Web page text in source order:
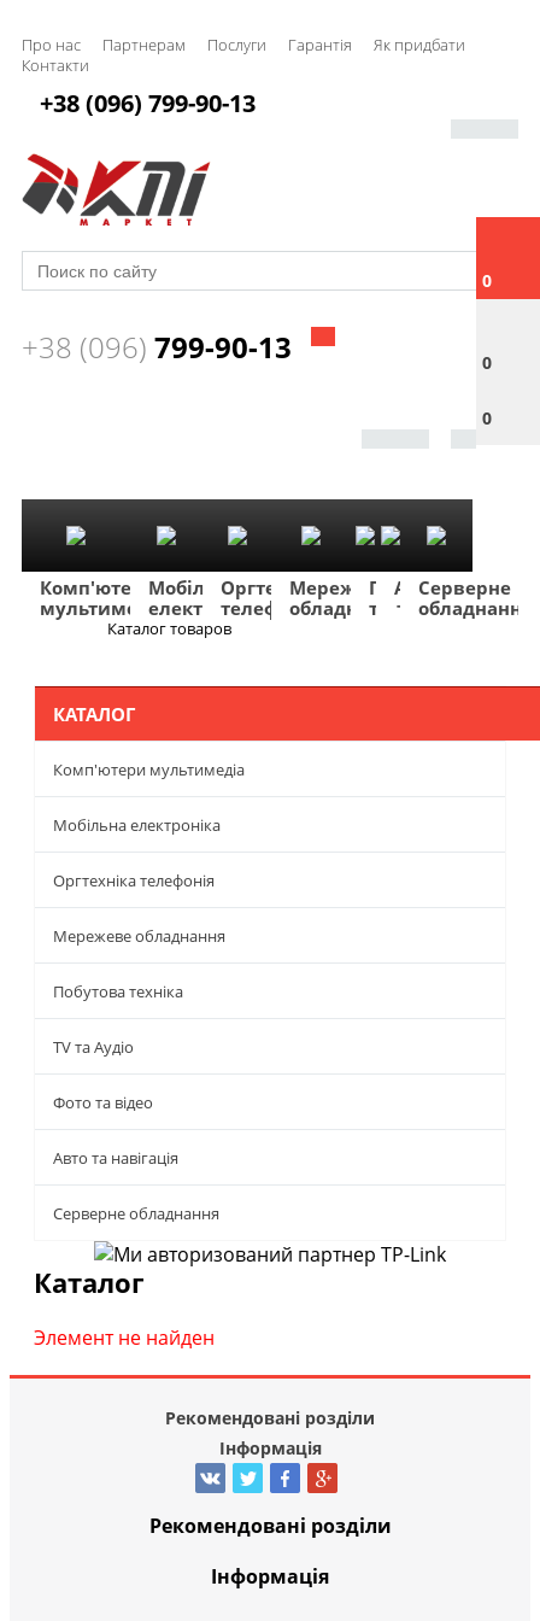
Про нас Партнерам Послуги Гарантія
Як придбати
Контакти
0
0
0
+38 (096) 799-90-13
+38 (096) 799-90-13
Комп'ютери
мультимедіа
Мобільна
електроніка
Оргтехніка
телефонія
Мережеве
обладнання
Побутова
техніка
TV
та
Фото
та
Авто
та
Серверне
обладнання
Каталог товаров
КАТАЛОГ
Комп'ютери мультимедіа
Мобільна електроніка
Оргтехніка телефонія
Мережеве обладнання
Побутова техніка
TV та Аудіо
Фото та відео
Авто та навігація
Серверне обладнання
Каталог
Элемент не найден
Рекомендовані розділи
Інформація
Рекомендовані розділи
Інформація